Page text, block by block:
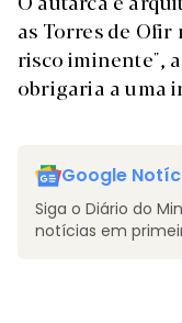
as Torres de
risco iminente",
obrigaria a uma
Google
Siga o Diário do
notícias em